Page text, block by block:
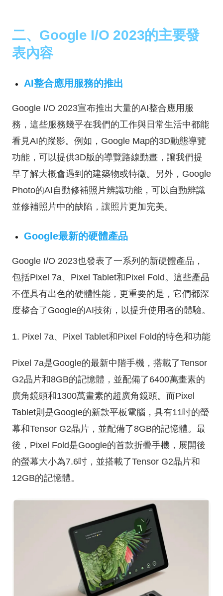
二、Google I/O 2023的主要發
表內容
AI整合應用服務的推出
Google I/O 2023宣布推出大量的AI整合應用服
務，這些服務幾乎在我們的工作與日常生活中都能
看見AI的蹤影。例如，Google Map的3D動態導覽
功能，可以提供3D版的導覽路線動畫，讓我們提
早了解大概會遇到的建築物或特徵。另外，Google
Photo的AI自動修補照片辨識功能，可以自動辨識
並修補照片中的缺陷，讓照片更加完美。
Google最新的硬體產品
Google I/O 2023也發表了一系列的新硬體產品，
包括Pixel 7a、Pixel Tablet和Pixel Fold。這些產品
不僅具有出色的硬體性能，更重要的是，它們都深
度整合了Google的AI技術，以提升使用者的體驗。
1. Pixel 7a、Pixel Tablet和Pixel Fold的特色和功能
Pixel 7a是Google的最新中階手機，搭載了Tensor
G2晶片和8GB的記憶體，並配備了6400萬畫素的
廣角鏡頭和1300萬畫素的超廣角鏡頭。而Pixel
Tablet則是Google的新款平板電腦，具有11吋的螢
幕和Tensor G2晶片，並配備了8GB的記憶體。最
後，Pixel Fold是Google的首款折疊手機，展開後
的螢幕大小為7.6吋，並搭載了Tensor G2晶片和
12GB的記憶體。